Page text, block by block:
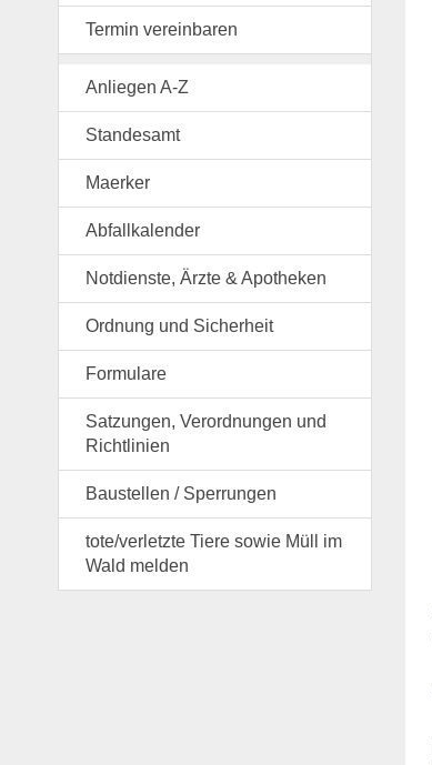
Termin vereinbaren
Anliegen A-Z
Standesamt
Maerker
Abfallkalender
Notdienste, Ärzte & Apotheken
Ordnung und Sicherheit
Formulare
Satzungen, Verordnungen und
Richtlinien
Baustellen / Sperrungen
tote/verletzte Tiere sowie Müll im
Wald melden